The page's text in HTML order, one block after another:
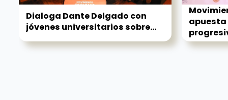
Dialoga Dante Delgado con
jóvenes universitarios sobre...